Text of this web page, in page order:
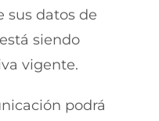
sus datos de
siendo
vigente.
podrá